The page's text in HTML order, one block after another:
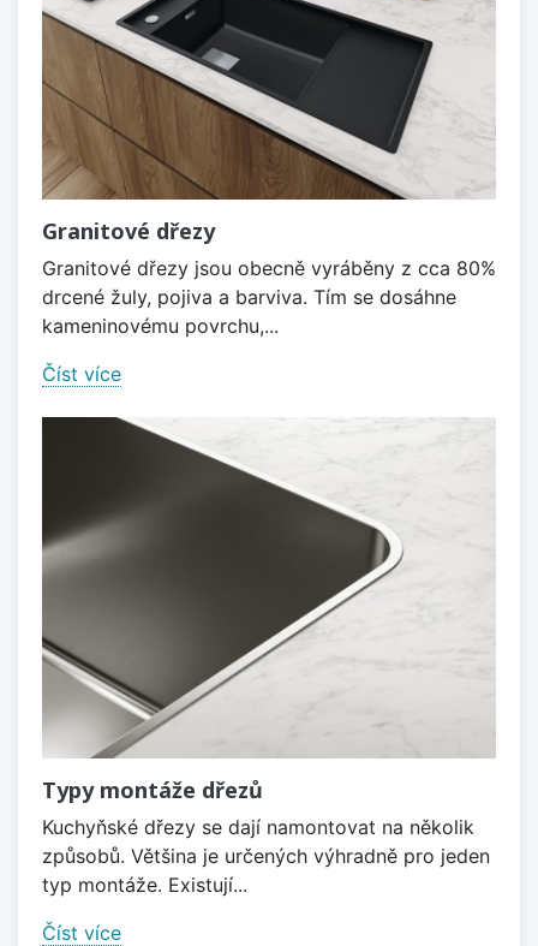
Granitové dřezy
Granitové dřezy jsou obecně vyráběny z cca 80%
drcené žuly, pojiva a barviva. Tím se dosáhne
kameninovému povrchu,...
Číst více
Typy montáže dřezů
Kuchyňské dřezy se dají namontovat na několik
způsobů. Většina je určených výhradně pro jeden
typ montáže. Existují...
Číst více